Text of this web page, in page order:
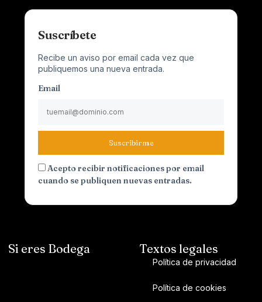
Suscríbete
Recibe un aviso por email cada vez que
publiquemos una nueva entrada.
Email
Suscribirme
Acepto recibir notificaciones por email
cuando se publiquen nuevas entradas.
Si eres Bodega Textos legales
Política de privacidad
Política de cookies